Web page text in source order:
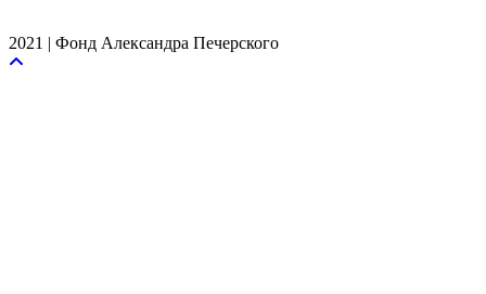
2021 | Фонд Александра Печерского